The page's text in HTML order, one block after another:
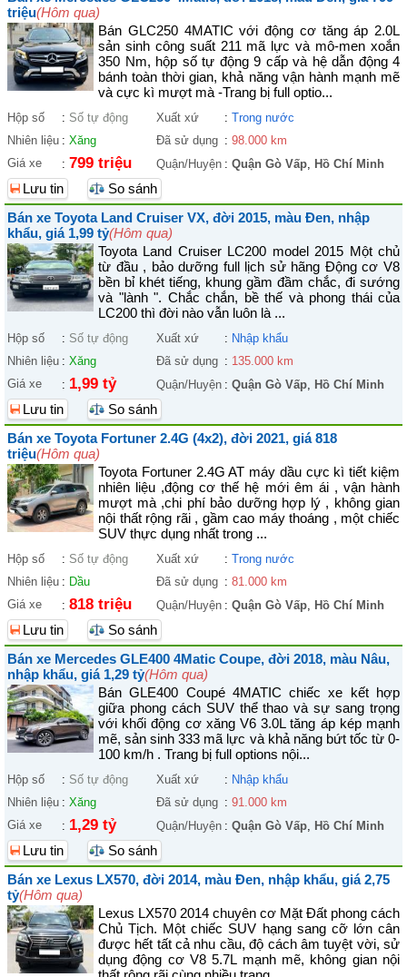
triệu(Hôm qua)
Bán GLC250 4MATIC với động cơ tăng áp 2.0L
sản sinh công suất 211 mã lực và mô-men xoắn
350 Nm, hộp số tự động 9 cấp và hệ dẫn động 4
bánh toàn thời gian, khả năng vận hành mạnh mẽ
và cực kì mượt mà -Trang bị full optio...
Hộp số : Số tự động Xuất xứ : Trong nước
Nhiên liệu : Xăng Đã sử dụng : 98.000 km
Giá xe
: 799 triệu Quận/Huyện : Quận Gò Vấp, Hồ Chí Minh
Lưu tin
So sánh
Bán xe Toyota Land Cruiser VX, đời 2015, màu Đen, nhập
khẩu, giá 1,99 tỷ(Hôm qua)
Toyota Land Cruiser LC200 model 2015 Một chủ
từ đầu , bảo dưỡng full lịch sử hãng Động cơ V8
bền bỉ khét tiếng, khung gầm đầm chắc, đi sướng
và "lành ". Chắc chắn, bề thế và phong thái của
LC200 thì đời nào vẫn luôn là ...
Hộp số : Số tự động Xuất xứ : Nhập khẩu
Nhiên liệu : Xăng Đã sử dụng : 135.000 km
Giá xe
: 1,99 tỷ Quận/Huyện : Quận Gò Vấp, Hồ Chí Minh
Lưu tin
So sánh
Bán xe Toyota Fortuner 2.4G (4x2), đời 2021, giá 818
triệu(Hôm qua)
Toyota Fortuner 2.4G AT máy dầu cực kì tiết kiệm
nhiên liệu ,động cơ thế hệ mới êm ái , vận hành
mượt mà ,chi phí bảo dưỡng hợp lý , không gian
nội thất rộng rãi , gầm cao máy thoáng , một chiếc
SUV thực dụng nhất trong ...
Hộp số : Số tự động Xuất xứ : Trong nước
Nhiên liệu : Dầu Đã sử dụng : 81.000 km
Giá xe
: 818 triệu Quận/Huyện : Quận Gò Vấp, Hồ Chí Minh
Lưu tin
So sánh
Bán xe Mercedes GLE400 4Matic Coupe, đời 2018, màu Nâu,
nhập khẩu, giá 1,29 tỷ(Hôm qua)
Bán GLE400 Coupé 4MATIC chiếc xe kết hợp
giữa phong cách SUV thể thao và sự sang trọng
với khối động cơ xăng V6 3.0L tăng áp kép mạnh
mẽ, sản sinh 333 mã lực và khả năng bứt tốc từ 0-
100 km/h . Trang bị full options nội...
Hộp số : Số tự động Xuất xứ : Nhập khẩu
Nhiên liệu : Xăng Đã sử dụng : 91.000 km
Giá xe
: 1,29 tỷ Quận/Huyện : Quận Gò Vấp, Hồ Chí Minh
Lưu tin
So sánh
Bán xe Lexus LX570, đời 2014, màu Đen, nhập khẩu, giá 2,75
tỷ(Hôm qua)
Lexus LX570 2014 chuyên cơ Mặt Đất phong cách
Chủ Tịch. Một chiếc SUV hạng sang cỡ lớn cân
được hết tất cả nhu cầu, độ cách âm tuyệt vời, sử
dụng động cơ V8 5.7L mạnh mẽ, không gian nội